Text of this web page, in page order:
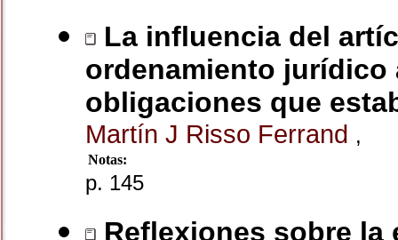
La influencia del
ordenamiento jurídico
obligaciones que
Martín J Risso Ferrand ,
Notas:
p. 145
Reflexiones sobre